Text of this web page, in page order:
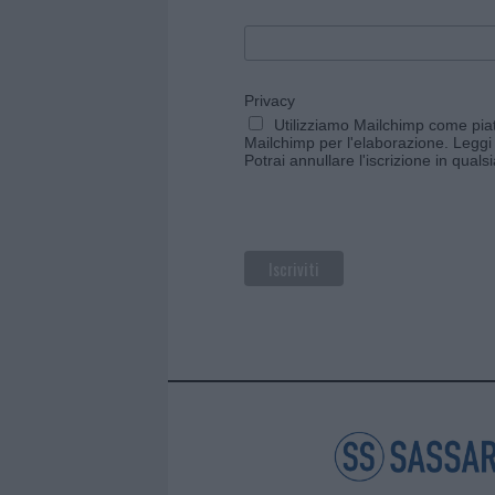
Privacy
Utilizziamo Mailchimp come
Mailchimp per l'elaborazione.
Potrai annullare l'iscrizione in